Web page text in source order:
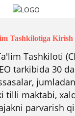
Tashkilotiga Kirish
Tashkiloti
tarkibida 30
tilli maktabi,
parvarish